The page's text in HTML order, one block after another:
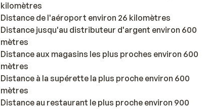
kilomètres
Distance de l'aéroport environ 26 kilomètres
Distance jusqu'au distributeur d'argent environ 600
mètres
Distance aux magasins les plus proches environ 600
mètres
Distance à la supérette la plus proche environ 600
mètres
Distance au restaurant le plus proche environ 900